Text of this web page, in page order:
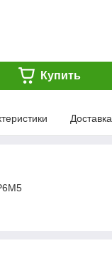
Купить
Доставка